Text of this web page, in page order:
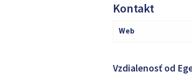
Kontakt
Web
Vzdialenosť od